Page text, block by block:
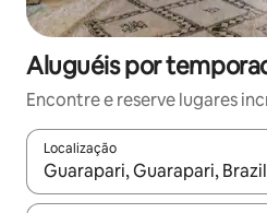
Aluguéis por
Encontre e reserve lugares
Localização
Quando os resultados